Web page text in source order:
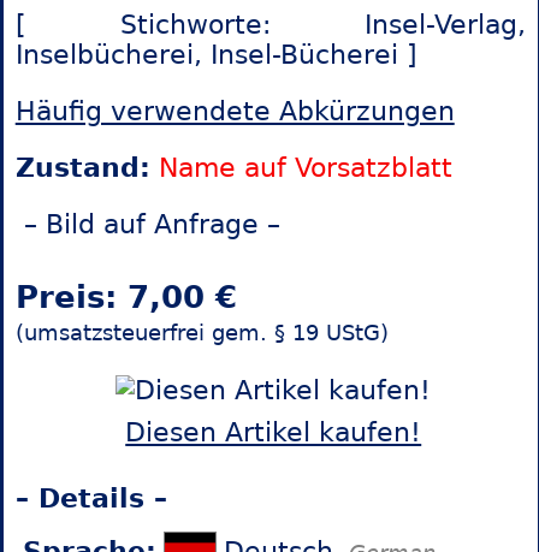
[ Stichworte: Insel-Verlag,
Inselbücherei, Insel-Bücherei ]
Häufig verwendete Abkürzungen
Zustand: Name auf Vorsatzblatt
– Bild auf Anfrage –
Preis: 7,00 €
(umsatzsteuerfrei gem. § 19 UStG)
Diesen Artikel kaufen!
– Details –